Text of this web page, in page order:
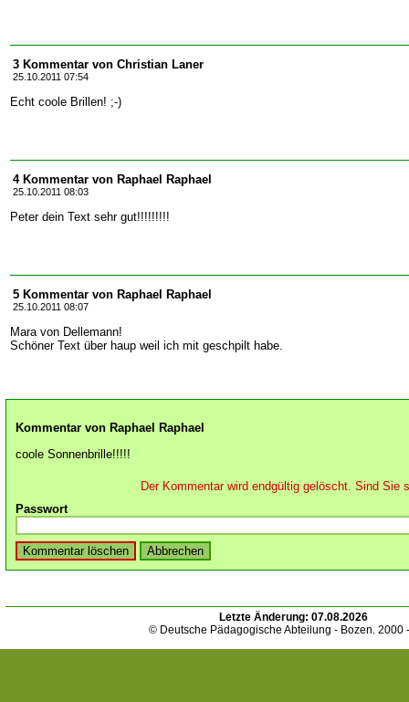
3 Kommentar von Christian Laner
25.10.2011 07:54
Echt coole Brillen! ;-)
4 Kommentar von Raphael Raphael
25.10.2011 08:03
Peter dein Text sehr gut!!!!!!!!!
5 Kommentar von Raphael Raphael
25.10.2011 08:07
Mara von Dellemann!
Schöner Text über haup weil ich mit geschpilt habe.
Kommentar von Raphael Raphael
coole Sonnenbrille!!!!!
Der Kommentar wird endgültig gelöscht. Sind Sie
Passwort
Letzte Änderung: 07.08.2026
© Deutsche Pädagogische Abteilung - Bozen. 2000